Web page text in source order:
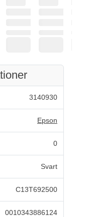
3140930
Epson
0
Svart
C13T692500
0010343886124